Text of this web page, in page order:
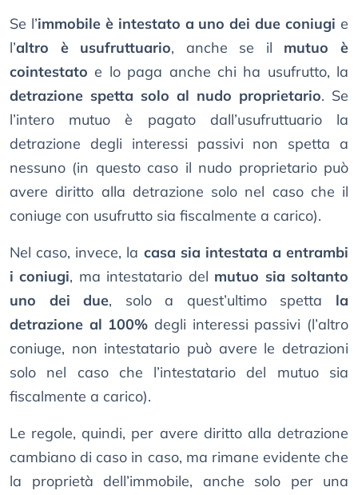
Se l’immobile è intestato a uno dei due coniugi e
l’altro è usufruttuario, anche se il mutuo è
cointestato e lo paga anche chi ha usufrutto, la
detrazione spetta solo al nudo proprietario. Se
l’intero mutuo è pagato dall’usufruttuario la
detrazione degli interessi passivi non spetta a
nessuno (in questo caso il nudo proprietario può
avere diritto alla detrazione solo nel caso che il
coniuge con usufrutto sia fiscalmente a carico).
Nel caso, invece, la casa sia intestata a entrambi
i coniugi, ma intestatario del mutuo sia soltanto
uno dei due, solo a quest’ultimo spetta la
detrazione al 100% degli interessi passivi (l’altro
coniuge, non intestatario può avere le detrazioni
solo nel caso che l’intestatario del mutuo sia
fiscalmente a carico).
Le regole, quindi, per avere diritto alla detrazione
cambiano di caso in caso, ma rimane evidente che
la proprietà dell’immobile, anche solo per una